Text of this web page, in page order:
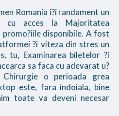
Romania i?i randament un
cu acces la Majoritatea
disponibile. A fost
?i viteza din stres un
tu, Examinarea biletelor ?i
sa faca cu adevarat u?
o perioada grea
este, fara indoiala, bine
toate va deveni necesar